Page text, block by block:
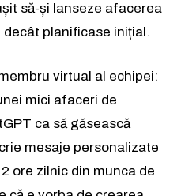
să-și lanseze afacerea
planificase inițial.
virtual al echipei:
mici afaceri de
ca să găsească
mesaje personalizate
ore zilnic din munca de